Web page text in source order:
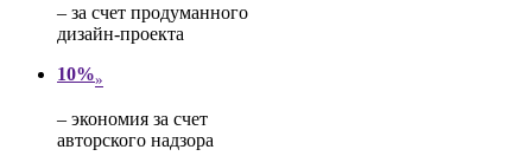
– за счет продуманного
дизайн-проекта
10%»
– экономия за счет
авторского надзора